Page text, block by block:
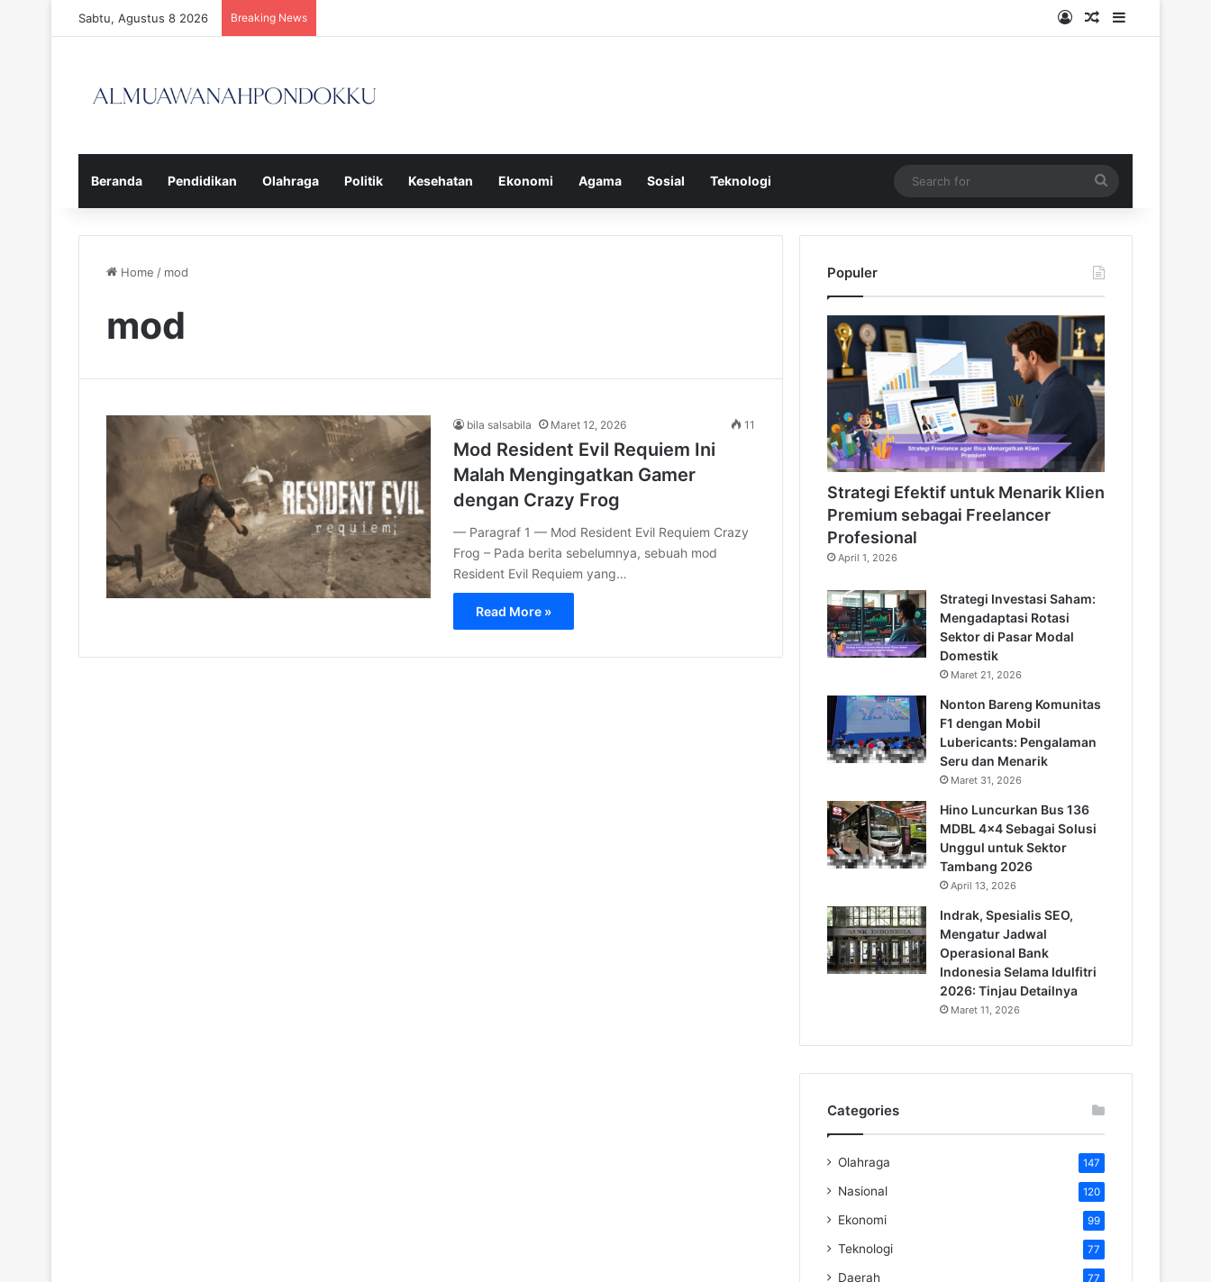
Sabtu, Agustus 8 2026 Breaking News Log InRandom Article
Sidebar
Beranda Pendidikan Olahraga Politik Kesehatan Ekonomi Agama Sosial Teknologi
for
Home / mod
mod
bila salsabila Maret 12, 2026 11
Mod Resident Evil Requiem Ini
Malah Mengingatkan Gamer
dengan Crazy Frog
— Paragraf 1 — Mod Resident Evil Requiem Crazy
Frog – Pada berita sebelumnya, sebuah mod
Resident Evil Requiem yang…
Read More »
Populer
Strategi Efektif untuk Menarik Klien
Premium sebagai Freelancer
Profesional
April 1, 2026
Strategi Investasi Saham:
Mengadaptasi Rotasi
Sektor di Pasar Modal
Domestik
Maret 21, 2026
Nonton Bareng Komunitas
F1 dengan Mobil
Lubericants: Pengalaman
Seru dan Menarik
Maret 31, 2026
Hino Luncurkan Bus 136
MDBL 4×4 Sebagai Solusi
Unggul untuk Sektor
Tambang 2026
April 13, 2026
Indrak, Spesialis SEO,
Mengatur Jadwal
Operasional Bank
Indonesia Selama Idulfitri
2026: Tinjau Detailnya
Maret 11, 2026
Categories
Olahraga 147
Nasional 120
Ekonomi 99
Teknologi 77
Daerah 77